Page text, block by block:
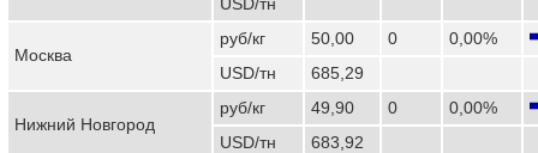
Москва
руб/кг 50,00 0
0,00%
USD/тн
685,29
Нижний Новгород
руб/кг 49,90 0
0,00%
USD/тн
683,92